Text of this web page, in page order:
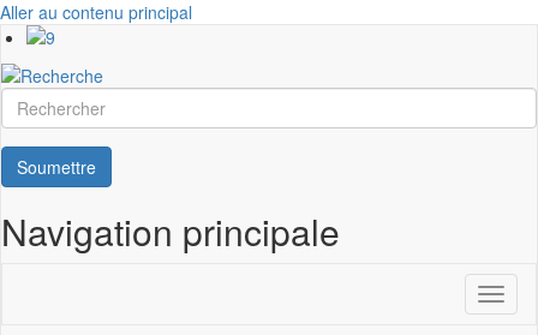
Aller au contenu principal
Rechercher
Soumettre
Navigation principale